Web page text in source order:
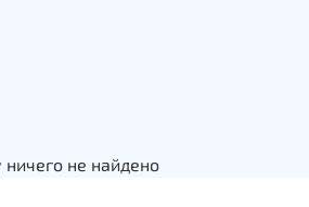
не найдено